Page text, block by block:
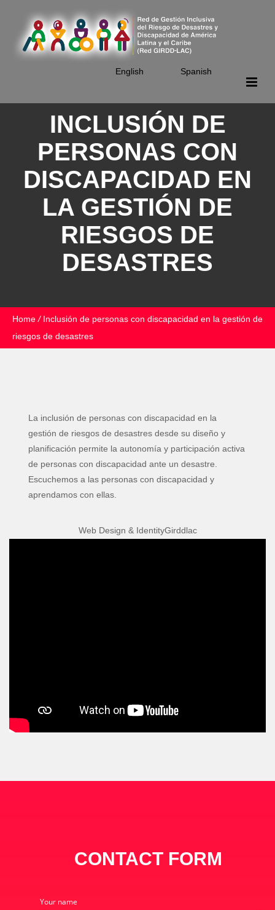
English
Spanish
INCLUSIÓN DE
PERSONAS CON
DISCAPACIDAD EN
LA GESTIÓN DE
RIESGOS DE
DESASTRES
Home/ Inclusión de personas con discapacidad en la gestión de
riesgos de desastres
La inclusión de personas con discapacidad en la
gestión de riesgos de desastres desde su diseño y
planificación permite la autonomía y participación activa
de personas con discapacidad ante un desastre.
Escuchemos a las personas con discapacidad y
aprendamos con ellas.
Web Design & IdentityGirddlac
CONTACT FORM
Your name